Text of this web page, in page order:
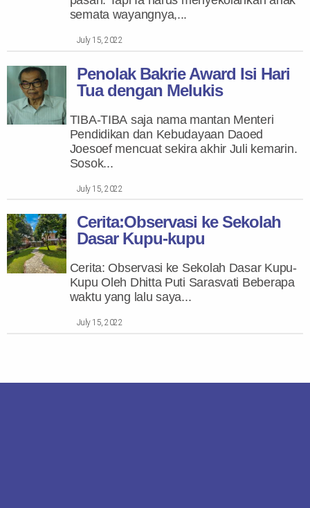
semata wayangnya,...
July 15, 2022
Penolak Bakrie Award Isi Hari
Tua dengan Melukis
TIBA-TIBA saja nama mantan Menteri
Pendidikan dan Kebudayaan Daoed
Joesoef mencuat sekira akhir Juli kemarin.
Sosok...
July 15, 2022
Cerita:Observasi ke Sekolah
Dasar Kupu-kupu
Cerita: Observasi ke Sekolah Dasar Kupu-
Kupu Oleh Dhitta Puti Sarasvati Beberapa
waktu yang lalu saya...
July 15, 2022